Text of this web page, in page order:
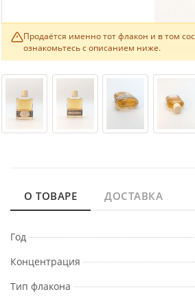
Продаётся именно тот флакон и в том
ознакомьтесь с описанием ниже.
О ТОВАРЕ ДОСТАВКА
Год
Концентрация
Тип флакона